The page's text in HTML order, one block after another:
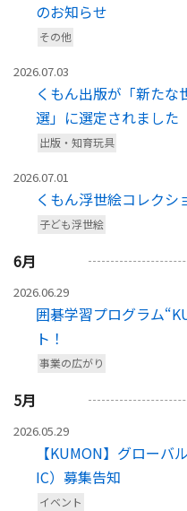
のお知らせ
その他
2026.07.03
くもん出版が「新た
選」に選定されました
出版・知育玩具
2026.07.01
くもん浮世絵コレクシ
子ども浮世絵
6月
2026.06.29
囲碁学習プログラム
ト！
事業の広がり
5月
2026.05.29
【KUMON】グローバ
IC）募集告知
イベント